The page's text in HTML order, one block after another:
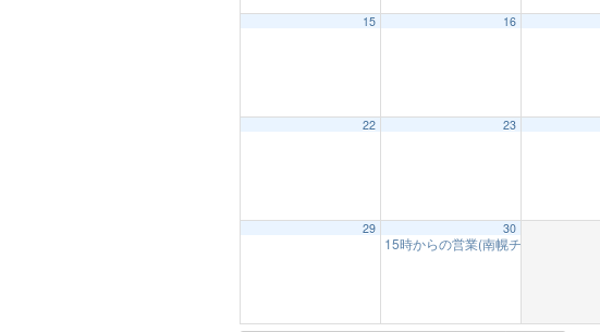
15 16
22 23
29 30
15時からの営業(南幌チキチキレース)